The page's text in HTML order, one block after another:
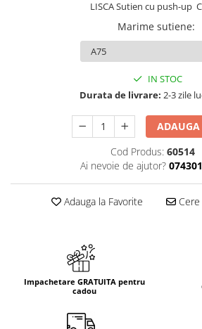
LISCA Sutien cu push-up
Marime sutiene:
IN STOC
Durata de livrare: 2-3 zile
ADAUGA
Cod Produs: 60514
Ai nevoie de ajutor?
Adauga la Favorite Cere
Impachetare GRATUITA pentru
cadou